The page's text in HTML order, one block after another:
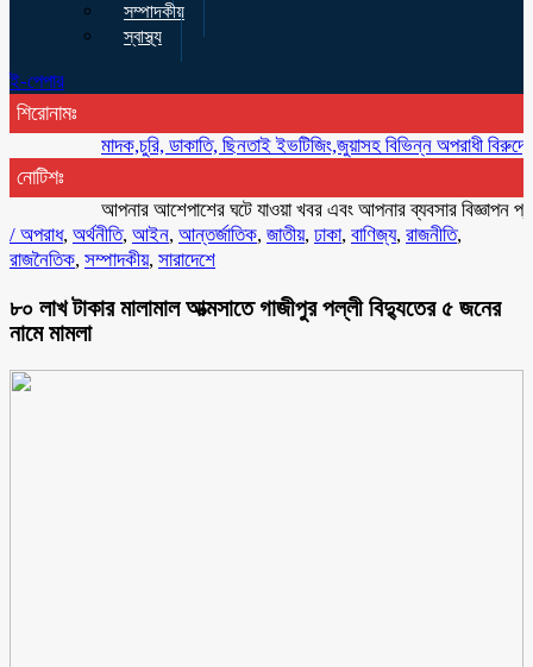
সম্পাদকীয়
স্বাস্থ্য
ই-পেপার
শিরোনামঃ
মাদক,চুরি, ডাকাতি, ছিনতাই ইভটিজিং,জুয়াসহ বিভিন্ন অপরাধী বিরুদ্ধে
নোটিশঃ
আপনার আশেপাশের ঘটে যাওয়া খবর এবং আপনার ব্যবসার বিজ্ঞাপন
/ অপরাধ, অর্থনীতি, আইন, আন্তর্জাতিক, জাতীয়, ঢাকা, বাণিজ্য, রাজনীতি,
রাজনৈতিক, সম্পাদকীয়, সারাদেশে
৮০ লাখ টাকার মালামাল আত্মসাতে গাজীপুর পল্লী বিদ্যুতের ৫ জনের
নামে মামলা